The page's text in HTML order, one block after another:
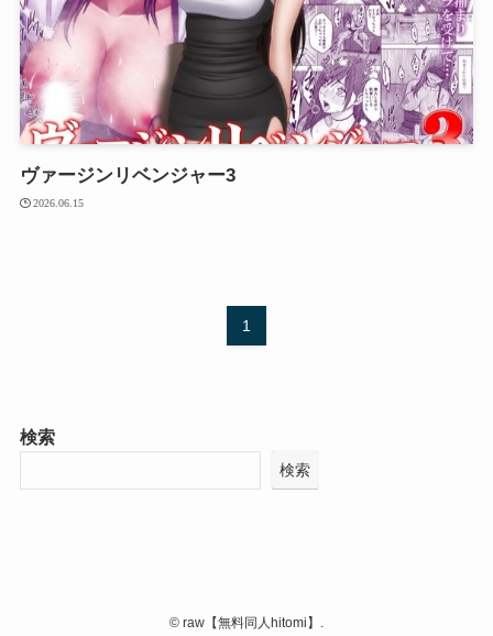
ヴァージンリベンジャー3
2026.06.15
1
検索
検索
© raw【無料同人hitomi】.